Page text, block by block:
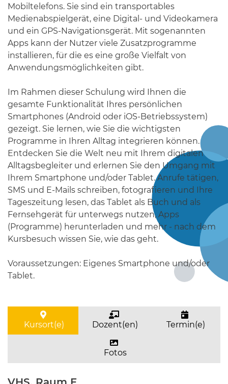
Mobiltelefons. Sie sind ein transportables
Medienabspielgerät, eine Digital- und Videokamera
und ein GPS-Navigationsgerät. Mit sogenannten
Apps kann der Nutzer viele Zusatzprogramme
installieren, für die es eine große Vielfalt von
Anwendungsmöglichkeiten gibt.
Im Rahmen dieser Schulung wird Ihnen die
gesamte Funktionalität Ihres persönlichen
Smartphones (Android oder iOS-Betriebssystem)
gezeigt. Sie lernen, wie Sie die wichtigsten
Programme in Ihren Alltag integrieren können.
Entdecken Sie die Welt neu mit Ihrem digitalen
Alltagsbegleiter und erlernen Sie den Umgang mit
Ihrem Smartphone und/oder Tablet. Anrufe tätigen,
SMS und E-Mails schreiben, fotografieren und Ihre
Tageszeitung lesen, das Tablet als Buch und als
Fernsehgerät für unterwegs nutzen, Apps
(Programme) herunterladen und mehr - nach dem
Kursbesuch wissen Sie, wie das geht.
Voraussetzungen: Eigenes Smartphone und/oder
Tablet.
Kursort(e) Dozent(en) Termin(e)
Fotos